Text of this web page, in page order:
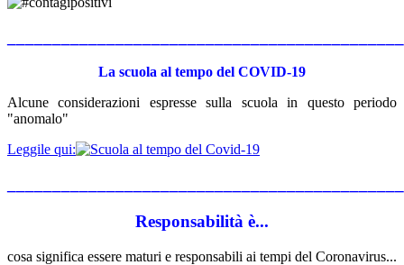
La scuola al tempo del COVID-19
Alcune considerazioni espresse sulla scuola in questo periodo
"anomalo"
Leggile qui:
Responsabilità è...
cosa significa essere maturi e responsabili ai tempi del Coronavirus...